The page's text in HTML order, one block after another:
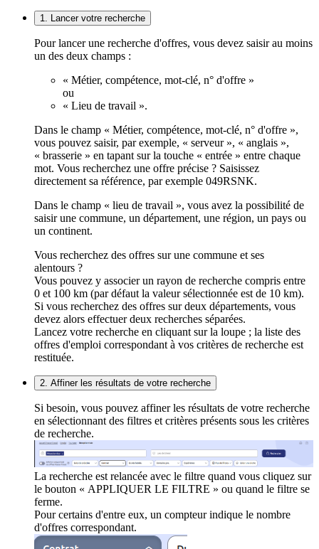
1. Lancer votre recherche
Pour lancer une recherche d'offres, vous devez saisir au moins
un des deux champs :
« Métier, compétence, mot-clé, n° d'offre »
ou
« Lieu de travail ».
Dans le champ « Métier, compétence, mot-clé, n° d'offre »,
vous pouvez saisir, par exemple, « serveur », « anglais »,
« brasserie » en tapant sur la touche « entrée » entre chaque
mot. Vous recherchez une offre précise ? Saisissez
directement sa référence, par exemple 049RSNK.
Dans le champ « lieu de travail », vous avez la possibilité de
saisir une commune, un département, une région, un pays ou
un continent.
Vous recherchez des offres sur une commune et ses
alentours ?
Vous pouvez y associer un rayon de recherche compris entre
0 et 100 km (par défaut la valeur sélectionnée est de 10 km).
Si vous recherchez des offres sur deux départements, vous
devez alors effectuer deux recherches séparées.
Lancez votre recherche en cliquant sur la loupe ; la liste des
offres d'emploi correspondant à vos critères de recherche est
restituée.
2. Affiner les résultats de votre recherche
Si besoin, vous pouvez affiner les résultats de votre recherche
en sélectionnant des filtres et critères présents sous les critères
de recherche.
La recherche est relancée avec le filtre quand vous cliquez sur
le bouton « APPLIQUER LE FILTRE » ou quand le filtre se
ferme.
Pour certains d'entre eux, un compteur indique le nombre
d'offres correspondant.